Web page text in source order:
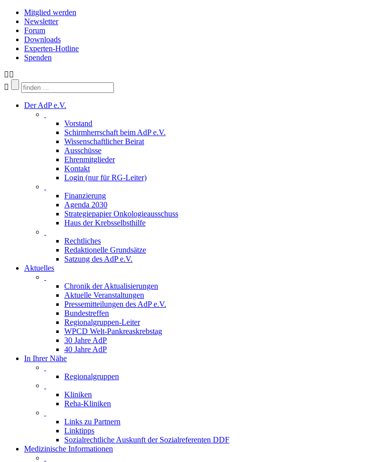
Skip
content
Mitglied werden
Newsletter
Forum
Downloads
Experten-Hotline
Spenden
Der AdP e.V.
Vorstand
Schirmherrschaft beim AdP e.V.
Wissenschaftlicher Beirat
Ausschüsse
Ehrenmitglieder
Kontakt
Login (nur für RG-Leiter)
Finanzierung
Agenda 2030
Strategiepapier Onkologieausschuss
Haus der Krebsselbsthilfe
Rechtliches
Redaktionelle Grundsätze
Satzung des AdP e.V.
Aktuelles
Chronik der Aktualisierungen
Aktuelle Veranstaltungen
Pressemitteilungen des AdP e.V.
Bundestreffen
Regionalgruppen-Leiter
WPCD Welt-Pankreaskrebstag
30 Jahre AdP
40 Jahre AdP
In Ihrer Nähe
Regionalgruppen
Kliniken
Reha-Kliniken
Links zu Partnern
Linktipps
Sozialrechtliche Auskunft der Sozialreferenten DDF
Medizinische Informationen